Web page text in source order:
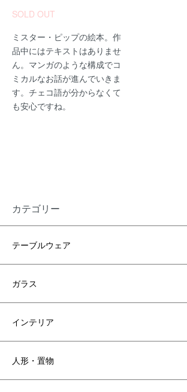
SOLD OUT
ミスター・ピップの絵本。作
品中にはテキストはありませ
ん。マンガのような構成でコ
ミカルなお話が進んでいきま
す。チェコ語が分からなくて
も安心ですね。
カテゴリー
テーブルウェア
ガラス
インテリア
人形・置物